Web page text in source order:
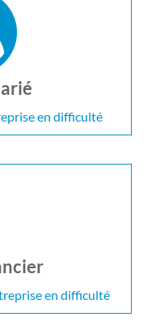
en difficulté
en difficulté